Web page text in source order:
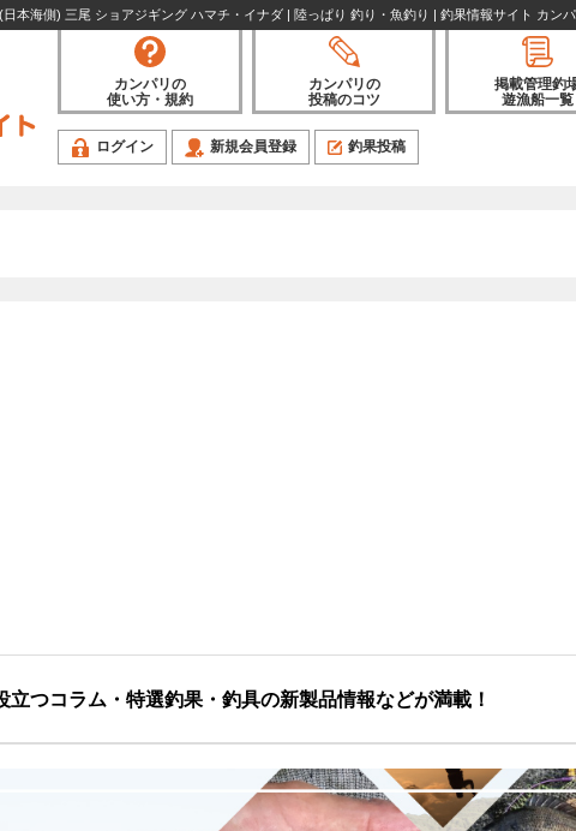
海側) 三尾 ショアジギング ハマチ・イナダ | 陸っぱり 釣り・魚釣り | 釣果情報サイト カンパ
カンパリの
使い方・規約
カンパリの
投稿のコツ
掲載管理釣
遊漁船一覧
ログイン 新規会員登録 釣果投稿
立つコラム・特選釣果・釣具の新製品情報などが満載！